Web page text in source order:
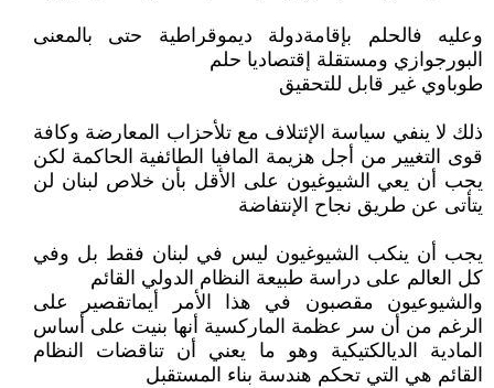
وعليه فالحلم بإقامةدولة ديموقراطية حتى بالمعنى
البورجوازي ومستقلة إقتصاديا حلم
طوباوي غير قابل للتحقيق
ذلك لا ينفي سياسة الإئتلاف مع تلأحزاب المعارضة وكافة
قوى التغيير من أجل هزيمة المافيا الطائفية الحاكمة لكن
يجب أن يعي الشيوغيون على الأقل بأن خلاص لبنان لن
يتأتى عن طريق نجاح الإنتفاضة
يجب أن ينكب الشيوغيون ليس في لبنان فقط بل وفي
كل العالم على دراسة طبيعة النظام الدولي القائم
والشيوعيون مقصبون في هذا الأمر أيماتقصير على
الرغم من أن سر عظمة الماركسية أنها بنيت على أساس
المادية الديالكتيكية وهو ما يعني أن تناقضات النظام
القائم هي التي تحكم هندسة بناء المستقبل